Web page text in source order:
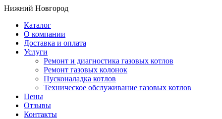
Нижний Новгород
Каталог
О компании
Доставка и оплата
Услуги
Ремонт и диагностика газовых котлов
Ремонт газовых колонок
Пусконаладка котлов
Техническое обслуживание газовых котлов
Цены
Отзывы
Контакты